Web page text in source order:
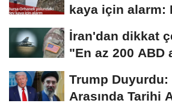
kaya için alarm:
Kaplan'dan
İran'dan dikkat
"En az 200 ABD
Trump Duyurdu:
Arasında Tarihi